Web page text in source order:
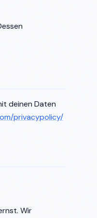
deinen Daten
privacypolicy/
Wir